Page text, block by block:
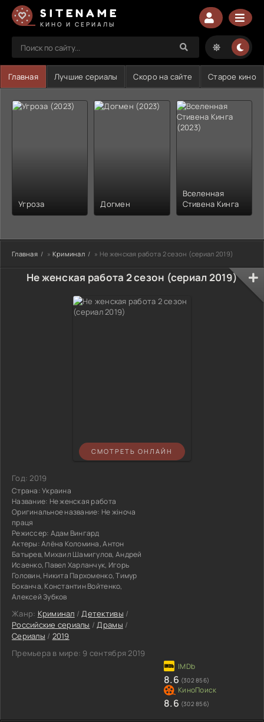
SITENAME
КИНО И СЕРИАЛЫ
Главная Лучшие сериалы Скоро на сайте Старое кино
Угроза Догмен
Вселенная
Стивена Кинга
Главная » Криминал » Не женская работа 2 сезон (сериал 2019)
Не женская работа 2 сезон (сериал 2019)
СМОТРЕТЬ ОНЛАЙН
Год:2019
Страна:Украина
Название: Не женская работа
Оригинальное название: Не жіноча
праця
Режиссер: Адам Вингард
Актеры:Алёна Коломина, Антон
Батырев, Михаил Шамигулов, Андрей
Исаенко, Павел Харланчук, Игорь
Головин, Никита Пархоменко, Тимур
Боканча, Константин Войтенко,
Алексей Зубков
Жанр: Криминал /Детективы /
Российские сериалы /Драмы /
Сериалы / 2019
Премьера в мире: 9 сентября 2019
8.6 (302 856)
8.6 (302 856)